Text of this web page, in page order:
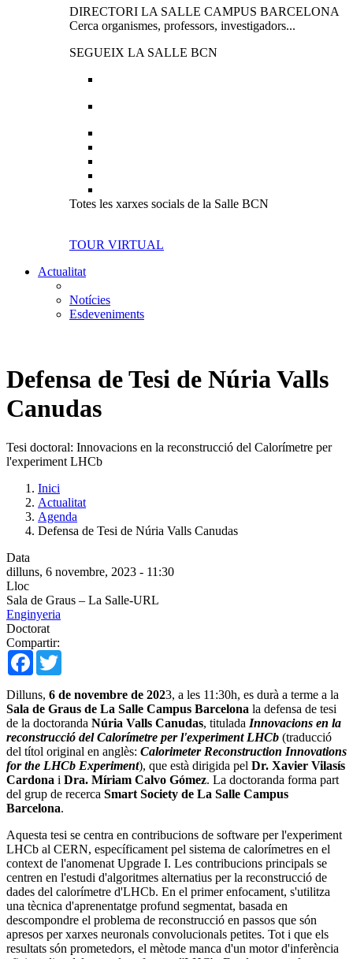
DIRECTORI LA SALLE CAMPUS BARCELONA
Cerca organismes, professors, investigadors...
SEGUEIX LA SALLE BCN
Totes les xarxes socials de la Salle BCN
TOUR VIRTUAL
Actualitat
Notícies
Esdeveniments
Defensa de Tesi de Núria Valls
Canudas
Tesi doctoral: Innovacions en la reconstrucció del Calorímetre per
l'experiment LHCb
Inici
Actualitat
Agenda
Defensa de Tesi de Núria Valls Canudas
Data
dilluns, 6 novembre, 2023 - 11:30
Lloc
Sala de Graus – La Salle-URL
Enginyeria
Doctorat
Compartir:
Facebook
Dilluns, 6 de novembre de 2023, a les 11:30h, es durà a terme a la
Sala de Graus de La Salle Campus Barcelona la defensa de tesi
de la doctoranda Núria Valls Canudas, titulada Innovacions en la
reconstrucció del Calorímetre per l'experiment LHCb (traducció
del títol original en anglès: Calorimeter Reconstruction Innovations
for the LHCb Experiment), que està dirigida pel Dr. Xavier Vilasís
Cardona i Dra. Míriam Calvo Gómez. La doctoranda forma part
del grup de recerca Smart Society de La Salle Campus
Barcelona.
Aquesta tesi se centra en contribucions de software per l'experiment
LHCb al CERN, específicament pel sistema de calorímetres en el
context de l'anomenat Upgrade I. Les contribucions principals se
centren en l'estudi d'algoritmes alternatius per la reconstrucció de
dades del calorímetre d'LHCb. En el primer enfocament, s'utilitza
una tècnica d'aprenentatge profund segmentat, basada en
descompondre el problema de reconstrucció en passos que són
apresos per xarxes neuronals convolucionals petites. Tot i que els
resultats són prometedors, el mètode manca d'un motor d'inferència